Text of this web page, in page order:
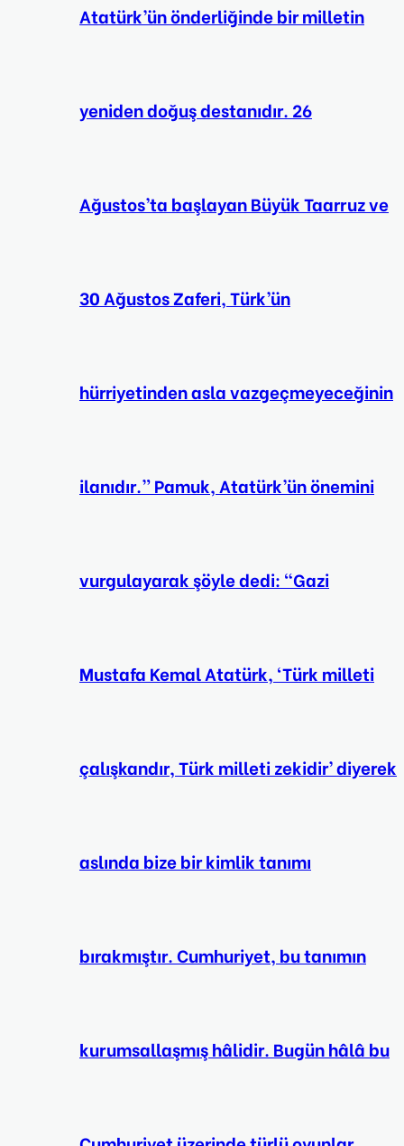
Atatürk’ün önderliğinde bir milletin
yeniden doğuş destanıdır. 26
Ağustos’ta başlayan Büyük Taarruz ve
30 Ağustos Zaferi, Türk’ün
hürriyetinden asla vazgeçmeyeceğinin
ilanıdır.” Pamuk, Atatürk’ün önemini
vurgulayarak şöyle dedi: “Gazi
Mustafa Kemal Atatürk, ‘Türk milleti
çalışkandır, Türk milleti zekidir’ diyerek
aslında bize bir kimlik tanımı
bırakmıştır. Cumhuriyet, bu tanımın
kurumsallaşmış hâlidir. Bugün hâlâ bu